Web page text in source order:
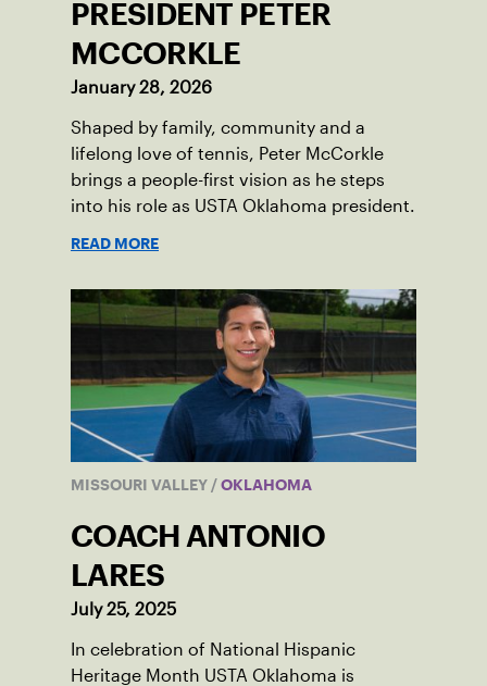
PRESIDENT PETER
MCCORKLE
January 28, 2026
Shaped by family, community and a
lifelong love of tennis, Peter McCorkle
brings a people-first vision as he steps
into his role as USTA Oklahoma president.
READ MORE
MISSOURI VALLEY / OKLAHOMA
COACH ANTONIO
LARES
July 25, 2025
In celebration of National Hispanic
Heritage Month USTA Oklahoma is